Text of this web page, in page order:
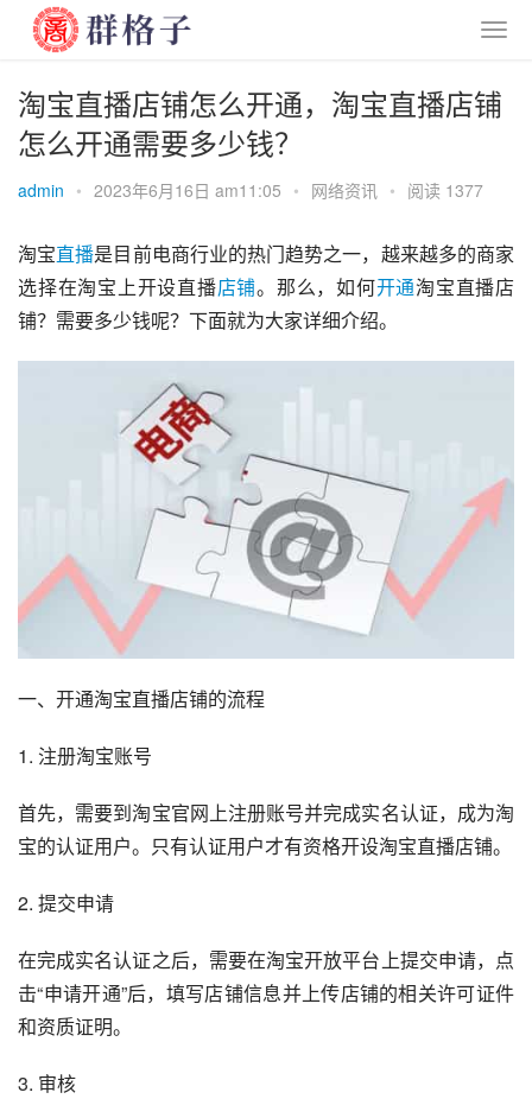
淘宝直播店铺怎么开通，淘宝直播店铺
怎么开通需要多少钱？
admin • 2023年6月16日 am11:05 • 网络资讯 • 阅读 1377
淘宝直播是目前电商行业的热门趋势之一，越来越多的商家
选择在淘宝上开设直播店铺。那么，如何开通淘宝直播店
铺？需要多少钱呢？下面就为大家详细介绍。
一、开通淘宝直播店铺的流程
1. 注册淘宝账号
首先，需要到淘宝官网上注册账号并完成实名认证，成为淘
宝的认证用户。只有认证用户才有资格开设淘宝直播店铺。
2. 提交申请
在完成实名认证之后，需要在淘宝开放平台上提交申请，点
击“申请开通”后，填写店铺信息并上传店铺的相关许可证件
和资质证明。
3. 审核